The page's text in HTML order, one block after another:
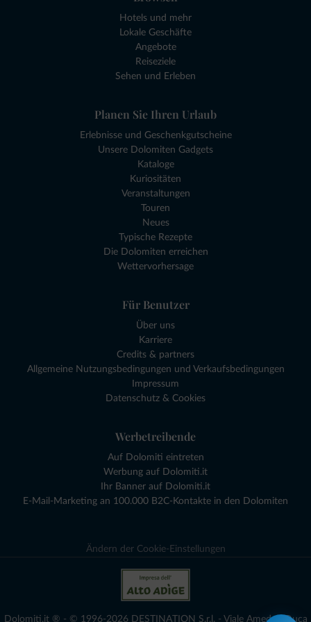
Hotels und mehr
Lokale Geschäfte
Angebote
Reiseziele
Sehen und Erleben
Planen Sie Ihren Urlaub
Erlebnisse und Geschenkgutscheine
Unsere Dolomiten Gadgets
Kataloge
Kuriositäten
Veranstaltungen
Touren
Neues
Typische Rezepte
Die Dolomiten erreichen
Wettervorhersage
Für Benutzer
Über uns
Karriere
Credits & partners
Allgemeine Nutzungsbedingungen und Verkaufsbedingungen
Impressum
Datenschutz & Cookies
Werbetreibende
Auf Dolomiti eintreten
Werbung auf Dolomiti.it
Ihr Banner auf Dolomiti.it
E-Mail-Marketing an 100.000 B2C-Kontakte in den Dolomiten
Ändern der Cookie-Einstellungen
Dolomiti.it ® - © 1996-2026 DESTINATION S.r.l. - Viale Amedeo Duca